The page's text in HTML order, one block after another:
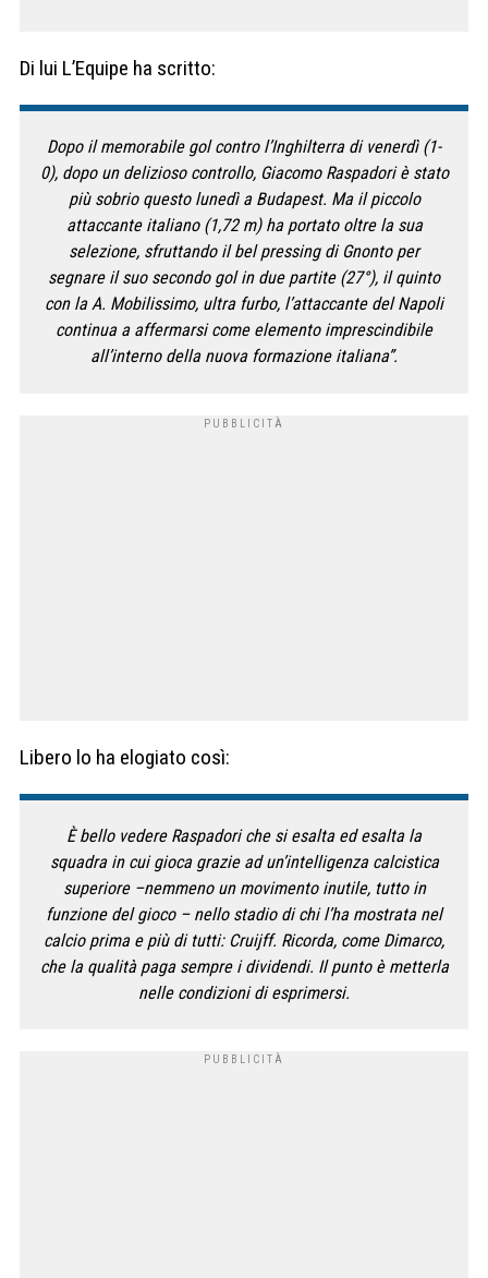
Di lui L’Equipe ha scritto:
Dopo il memorabile gol contro l’Inghilterra di venerdì (1-
0), dopo un delizioso controllo, Giacomo Raspadori è stato
più sobrio questo lunedì a Budapest. Ma il piccolo
attaccante italiano (1,72 m) ha portato oltre la sua
selezione, sfruttando il bel pressing di Gnonto per
segnare il suo secondo gol in due partite (27°), il quinto
con la A. Mobilissimo, ultra furbo, l’attaccante del Napoli
continua a affermarsi come elemento imprescindibile
all’interno della nuova formazione italiana”.
Libero lo ha elogiato così:
È bello vedere Raspadori che si esalta ed esalta la
squadra in cui gioca grazie ad un’intelligenza calcistica
superiore –nemmeno un movimento inutile, tutto in
funzione del gioco – nello stadio di chi l’ha mostrata nel
calcio prima e più di tutti: Cruijff. Ricorda, come Dimarco,
che la qualità paga sempre i dividendi. Il punto è metterla
nelle condizioni di esprimersi.